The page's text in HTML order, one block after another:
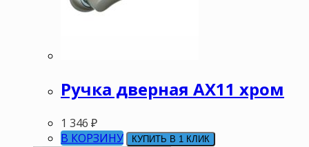
Ручка дверная АХ11 хром
1 346 ₽
В КОРЗИНУ
КУПИТЬ В 1 КЛИК